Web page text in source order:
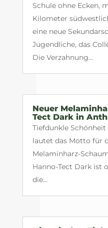
Schule ohne Ecken,
Kilometer
eine neue
Jugendliche, das
Die Verzahnung...
Neuer
Tect Dark in
Tiefdunkle
lautet das Motto für
Melaminharz-
Hanno-Tect Dark ist
die...